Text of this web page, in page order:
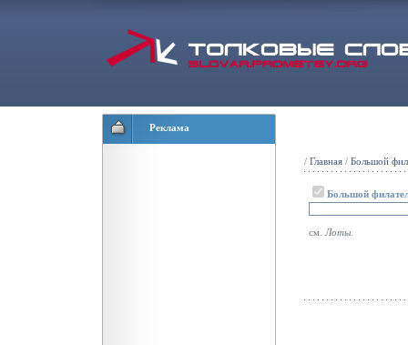
Реклама
/ Главная / Большой
Большой
см. Лоты.